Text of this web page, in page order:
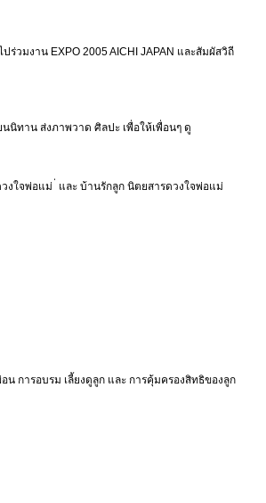
วมงาน EXPO 2005 AICHI JAPAN และสัมผัสวิถี
นิทาน ส่งภาพวาด ศิลปะ เพื่อให้เพื่อนๆ ดู
งใจพ่อแม่ ่ และ บ้านรักลูก นิตยสารดวงใจพ่อแม่
น การอบรม เลี้ยงดูลูก และ การคุ้มครองสิทธิของลูก